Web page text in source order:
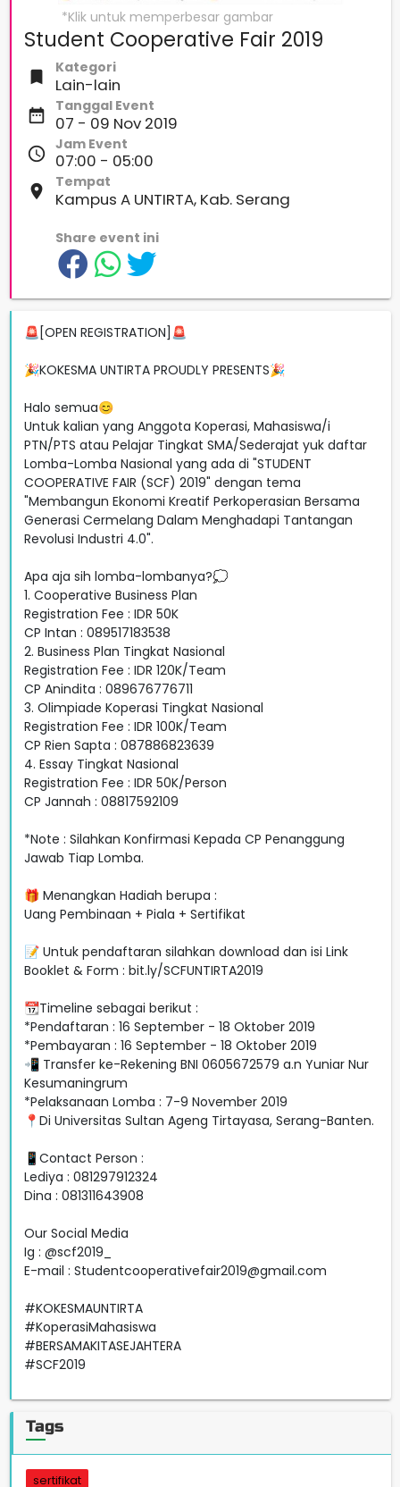
Student Cooperative Fair 2019
 Kategori
Lain-lain
date_range Tanggal Event
07 - 09 Nov 2019
access_time Jam Event
07:00 - 05:00
place Tempat
Kampus A UNTIRTA, Kab. Serang
Share event ini
🚨[OPEN REGISTRATION]🚨
🎉KOKESMA UNTIRTA PROUDLY PRESENTS🎉
Halo semua😊
Untuk kalian yang Anggota Koperasi, Mahasiswa/i
PTN/PTS atau Pelajar Tingkat SMA/Sederajat yuk daftar
Lomba-Lomba Nasional yang ada di "STUDENT
COOPERATIVE FAIR (SCF) 2019" dengan tema
"Membangun Ekonomi Kreatif Perkoperasian Bersama
Generasi Cermelang Dalam Menghadapi Tantangan
Revolusi Industri 4.0".
Apa aja sih lomba-lombanya?💭
1. Cooperative Business Plan
Registration Fee : IDR 50K
CP Intan : 089517183538
2. Business Plan Tingkat Nasional
Registration Fee : IDR 120K/Team
CP Anindita : 089676776711
3. Olimpiade Koperasi Tingkat Nasional
Registration Fee : IDR 100K/Team
CP Rien Sapta : 087886823639
4. Essay Tingkat Nasional
Registration Fee : IDR 50K/Person
CP Jannah : 08817592109
*Note : Silahkan Konfirmasi Kepada CP Penanggung
Jawab Tiap Lomba.
🎁 Menangkan Hadiah berupa :
Uang Pembinaan + Piala + Sertifikat
📝 Untuk pendaftaran silahkan download dan isi Link
Booklet & Form : bit.ly/SCFUNTIRTA2019
📆Timeline sebagai berikut :
*Pendaftaran : 16 September - 18 Oktober 2019
*Pembayaran : 16 September - 18 Oktober 2019
📲 Transfer ke-Rekening BNI 0605672579 a.n Yuniar Nur
Kesumaningrum
*Pelaksanaan Lomba : 7-9 November 2019
📍Di Universitas Sultan Ageng Tirtayasa, Serang-Banten.
📱Contact Person :
Lediya : 081297912324
Dina : 081311643908
Our Social Media
Ig : @scf2019_
E-mail : Studentcooperativefair2019@gmail.com
#KOKESMAUNTIRTA
#KoperasiMahasiswa
#BERSAMAKITASEJAHTERA
#SCF2019
Tags
sertifikat